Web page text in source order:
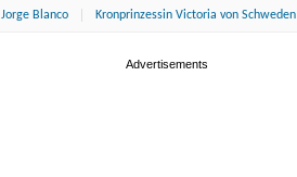
Jorge Blanco Kronprinzessin Victoria von Schweden